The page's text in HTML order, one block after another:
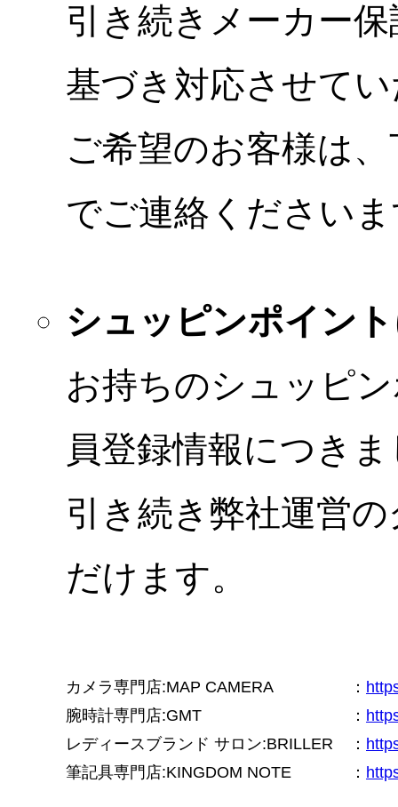
引き続きメーカー
基づき対応させて
ご希望のお客様は
でご連絡ください
シュッピンポイン
お持ちのシュッピ
員登録情報につき
引き続き弊社運営
だけます。
カメラ専門店:MAP CAMERA ：
腕時計専門店:GMT
：
レディースブランド サロン:BRILLER
：
筆記具専門店:KINGDOM NOTE
：